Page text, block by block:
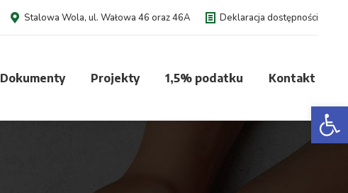
Stalowa Wola, ul. Wałowa 46 oraz 46A Deklaracja dostępności
Dokumenty Projekty 1,5% podatku Kontakt